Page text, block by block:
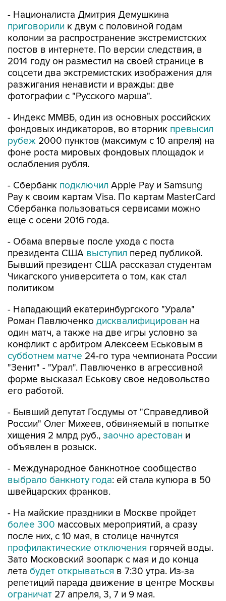
- Националиста Дмитрия Демушкина
приговорили к двум с половиной годам
колонии за распространение экстремистских
постов в интернете. По версии следствия, в
2014 году он разместил на своей странице в
соцсети два экстремистских изображения для
разжигания ненависти и вражды: две
фотографии с "Русского марша".
- Индекс ММВБ, один из основных российских
фондовых индикаторов, во вторник превысил
рубеж 2000 пунктов (максимум с 10 апреля) на
фоне роста мировых фондовых площадок и
ослабления рубля.
- Сбербанк подключил Apple Pay и Samsung
Pay к своим картам Visa. По картам MasterCard
Сбербанка пользоваться сервисами можно
еще с осени 2016 года.
- Обама впервые после ухода с поста
президента США выступил перед публикой.
Бывший президент США рассказал студентам
Чикагского университета о том, как стал
политиком
- Нападающий екатеринбургского "Урала"
Роман Павлюченко дисквалифицирован на
один матч, а также на две игры условно за
конфликт с арбитром Алексеем Еськовым в
субботнем матче 24-го тура чемпионата России
"Зенит" - "Урал". Павлюченко в агрессивной
форме высказал Еськову свое недовольство
его работой.
- Бывший депутат Госдумы от "Справедливой
России" Олег Михеев, обвиняемый в попытке
хищения 2 млрд руб., заочно арестован и
объявлен в розыск.
- Международное банкнотное сообщество
выбрало банкноту года: ей стала купюра в 50
швейцарских франков.
- На майские праздники в Москве пройдет
более 300 массовых мероприятий, а сразу
после них, с 10 мая, в столице начнутся
профилактические отключения горячей воды.
Зато Московский зоопарк с мая и до конца
лета будет открываться в 7:30 утра. Из-за
репетиций парада движение в центре Москвы
ограничат 27 апреля, 3, 7 и 9 мая.